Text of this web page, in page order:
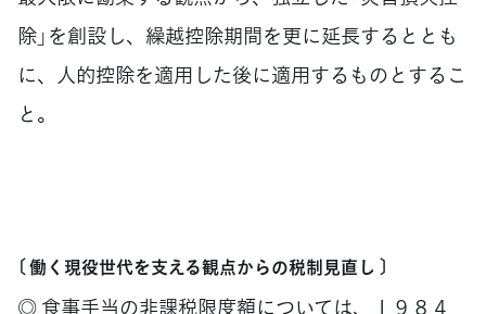
除」を創設し、繰越控除期間を更に延長するととも
に、人的控除を適用した後に適用するものとするこ
と。
〔 働く現役世代を支える観点からの税制見直し 〕
◎ 食事手当の非課税限度額については、１９８４